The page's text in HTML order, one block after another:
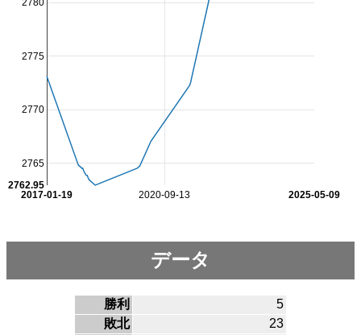
2020-09-13
2017-01-19 2025-05-09
2765
2770
2775
2780
2762.95
データ
勝利
5
敗北
23